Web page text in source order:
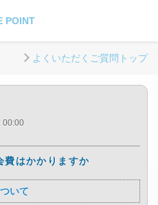
よくいただくご質問トップ
00:00
費はかかりますか
いて